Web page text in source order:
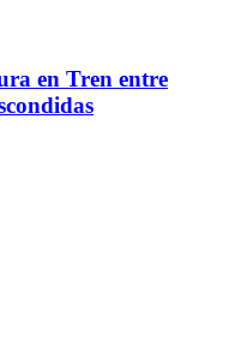
en Tren entre